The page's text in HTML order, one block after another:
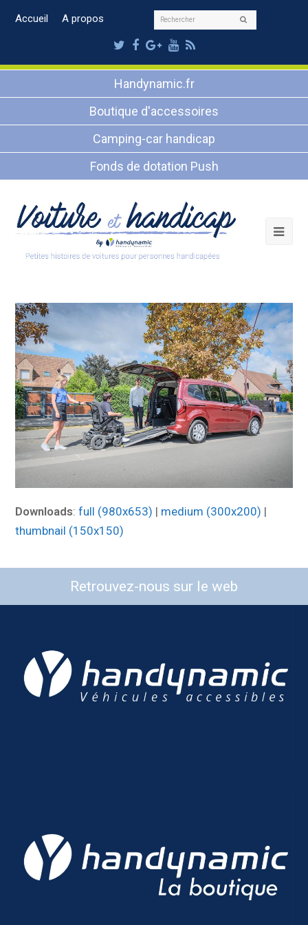
Accueil A propos Rechercher
Twitter
Facebook
Google
Plus
Youtube
RSS
Handynamic.fr
Boutique d'accessoires
Camping-car handicap
Fonds de dotation Push
Downloads:full (980x653) | medium (300x200) |
thumbnail (150x150)
Retrouvez-nous sur le web